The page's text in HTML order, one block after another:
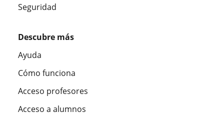
Seguridad
Descubre más
Ayuda
Cómo funciona
Acceso profesores
Acceso a alumnos